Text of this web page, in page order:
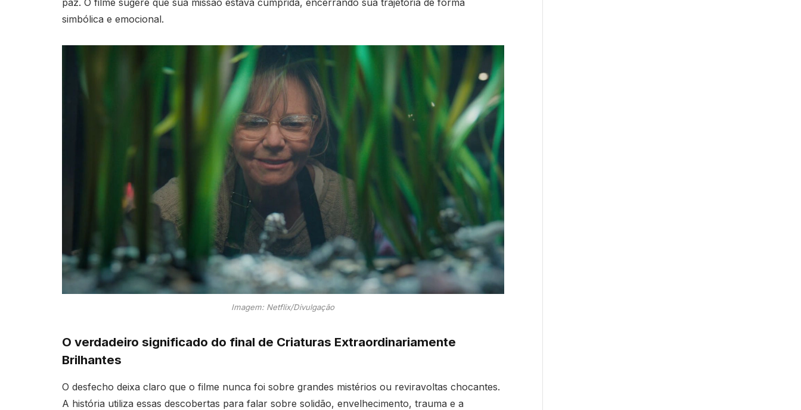
paz. O filme sugere que sua missão estava cumprida, encerrando sua trajetória de forma
simbólica e emocional.
Imagem: Netflix/Divulgação
O verdadeiro significado do final de Criaturas Extraordinariamente
Brilhantes
O desfecho deixa claro que o filme nunca foi sobre grandes mistérios ou reviravoltas chocantes.
A história utiliza essas descobertas para falar sobre solidão, envelhecimento, trauma e a